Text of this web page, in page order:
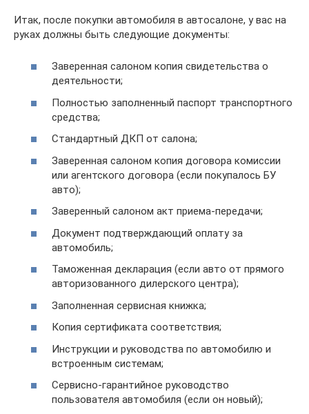
Итак, после покупки автомобиля в автосалоне, у вас на
руках должны быть следующие документы:
Заверенная салоном копия свидетельства о
деятельности;
Полностью заполненный паспорт транспортного
средства;
Стандартный ДКП от салона;
Заверенная салоном копия договора комиссии
или агентского договора (если покупалось БУ
авто);
Заверенный салоном акт приема-передачи;
Документ подтверждающий оплату за
автомобиль;
Таможенная декларация (если авто от прямого
авторизованного дилерского центра);
Заполненная сервисная книжка;
Копия сертификата соответствия;
Инструкции и руководства по автомобилю и
встроенным системам;
Сервисно-гарантийное руководство
пользователя автомобиля (если он новый);